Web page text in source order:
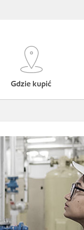
Gdzie kupić